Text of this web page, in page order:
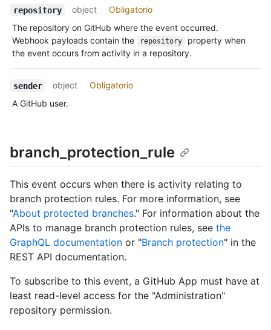
repository object
Obligatorio
The repository on GitHub where the event occurred.
Webhook payloads contain the
repository
property when
the event occurs from activity in a repository.
sender object
Obligatorio
A GitHub user.
branch_protection_rule
This event occurs when there is activity relating to
branch protection rules. For more information, see
"About protected branches." For information about the
APIs to manage branch protection rules, see the
GraphQL documentation or "Branch protection" in the
REST API documentation.
To subscribe to this event, a GitHub App must have at
least read-level access for the "Administration"
repository permission.